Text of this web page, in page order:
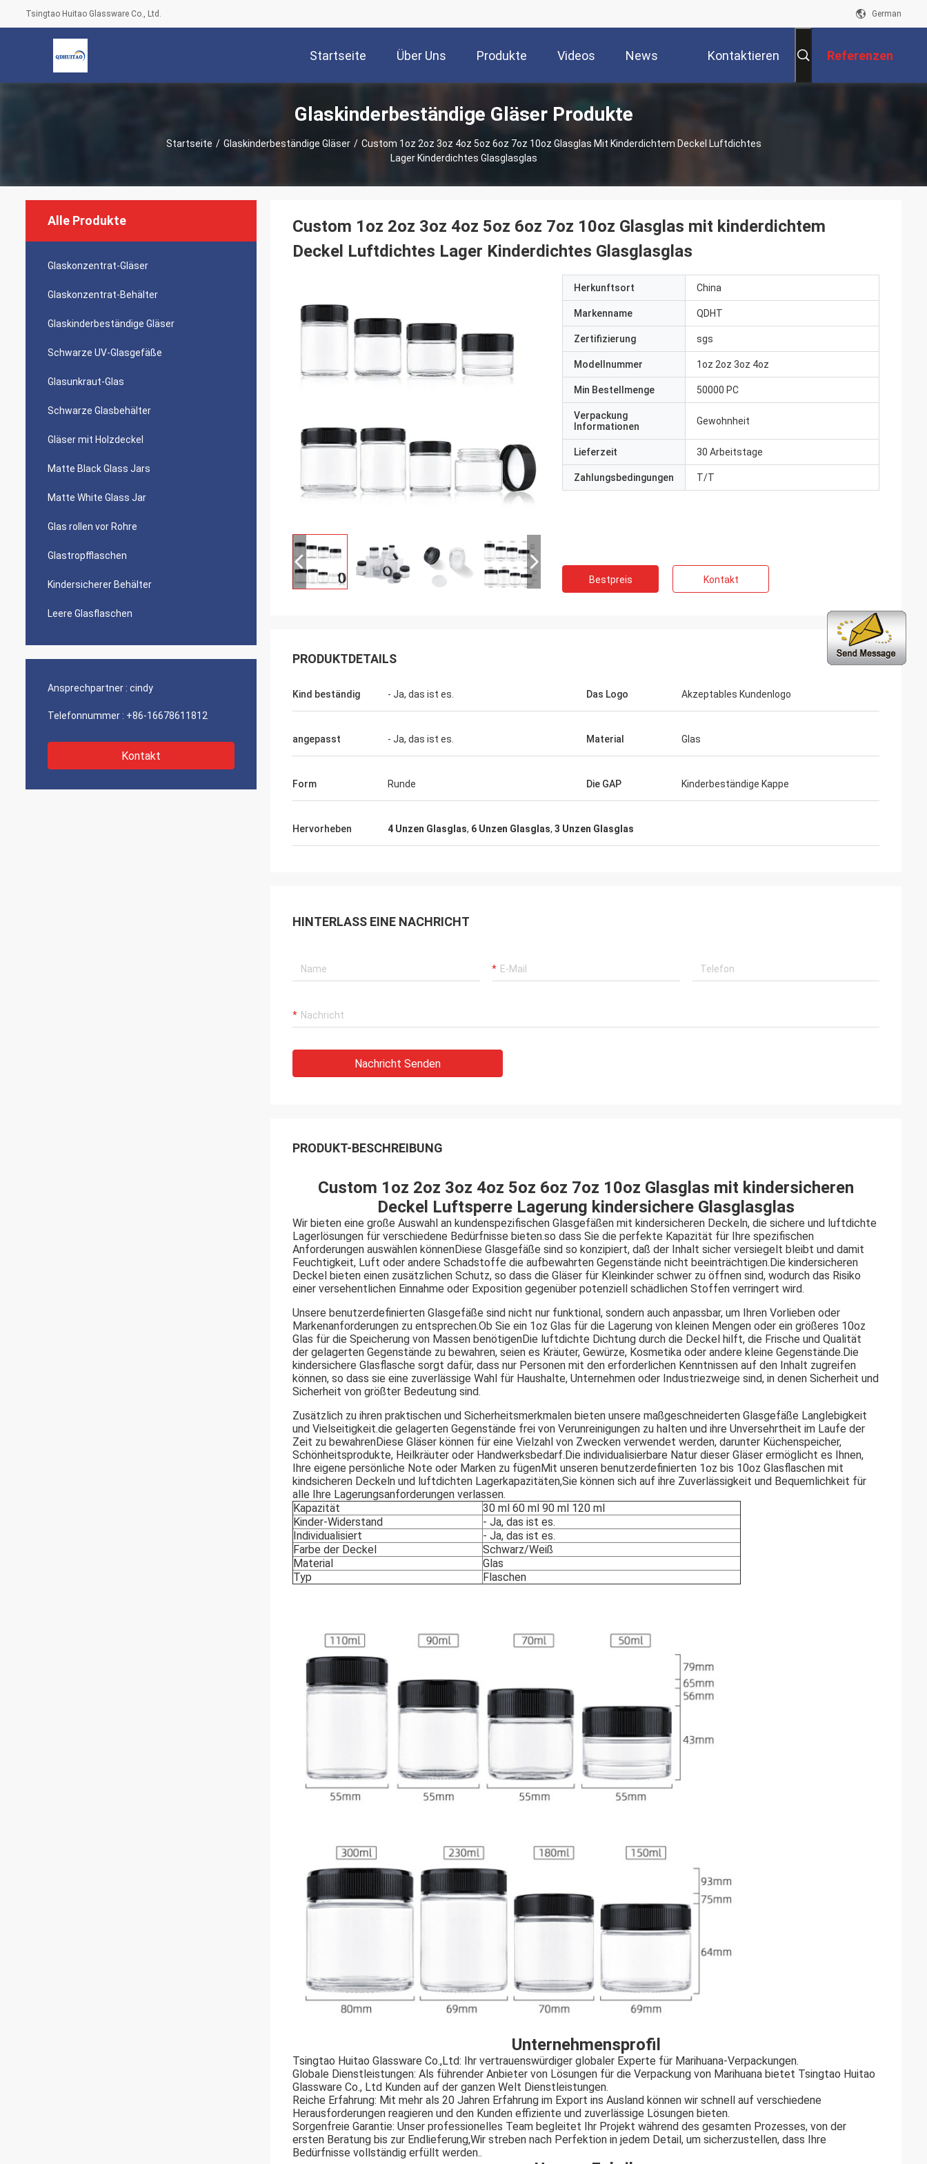
Tsingtao Huitao Glassware Co., Ltd. German
Startseite Über Uns Produkte Videos News Kontaktieren Referenzen
Glaskinderbeständige Gläser Produkte
Startseite / Glaskinderbeständige Gläser / Custom 1oz 2oz 3oz 4oz 5oz 6oz 7oz 10oz Glasglas Mit Kinderdichtem Deckel Luftdichtes
Lager Kinderdichtes Glasglasglas
Alle Produkte
Glaskonzentrat-Gläser
Glaskonzentrat-Behälter
Glaskinderbeständige Gläser
Schwarze UV-Glasgefäße
Glasunkraut-Glas
Schwarze Glasbehälter
Gläser mit Holzdeckel
Matte Black Glass Jars
Matte White Glass Jar
Glas rollen vor Rohre
Glastropfflaschen
Kindersicherer Behälter
Leere Glasflaschen
Ansprechpartner : cindy
Telefonnummer : +86-16678611812
Kontakt
Custom 1oz 2oz 3oz 4oz 5oz 6oz 7oz 10oz Glasglas mit kinderdichtem
Deckel Luftdichtes Lager Kinderdichtes Glasglasglas
Herkunftsort China
Markenname QDHT
Zertifizierung sgs
Modellnummer 1oz 2oz 3oz 4oz
Min Bestellmenge 50000 PC
Verpackung
Informationen
Gewohnheit
Lieferzeit 30 Arbeitstage
Zahlungsbedingungen T/T
Bestpreis Kontakt
PRODUKTDETAILS
Kind beständig - Ja, das ist es. Das Logo Akzeptables Kundenlogo
angepasst - Ja, das ist es. Material Glas
Form Runde Die GAP Kinderbeständige Kappe
Hervorheben 4 Unzen Glasglas, 6 Unzen Glasglas, 3 Unzen Glasglas
HINTERLASS EINE NACHRICHT
Nachricht Senden
PRODUKT-BESCHREIBUNG
Custom 1oz 2oz 3oz 4oz 5oz 6oz 7oz 10oz Glasglas mit kindersicheren
Deckel Luftsperre Lagerung kindersichere Glasglasglas
Wir bieten eine große Auswahl an kundenspezifischen Glasgefäßen mit kindersicheren Deckeln, die sichere und luftdichte
Lagerlösungen für verschiedene Bedürfnisse bieten.so dass Sie die perfekte Kapazität für Ihre spezifischen
Anforderungen auswählen könnenDiese Glasgefäße sind so konzipiert, daß der Inhalt sicher versiegelt bleibt und damit
Feuchtigkeit, Luft oder andere Schadstoffe die aufbewahrten Gegenstände nicht beeinträchtigen.Die kindersicheren
Deckel bieten einen zusätzlichen Schutz, so dass die Gläser für Kleinkinder schwer zu öffnen sind, wodurch das Risiko
einer versehentlichen Einnahme oder Exposition gegenüber potenziell schädlichen Stoffen verringert wird.
Unsere benutzerdefinierten Glasgefäße sind nicht nur funktional, sondern auch anpassbar, um Ihren Vorlieben oder
Markenanforderungen zu entsprechen.Ob Sie ein 1oz Glas für die Lagerung von kleinen Mengen oder ein größeres 10oz
Glas für die Speicherung von Massen benötigenDie luftdichte Dichtung durch die Deckel hilft, die Frische und Qualität
der gelagerten Gegenstände zu bewahren, seien es Kräuter, Gewürze, Kosmetika oder andere kleine Gegenstände.Die
kindersichere Glasflasche sorgt dafür, dass nur Personen mit den erforderlichen Kenntnissen auf den Inhalt zugreifen
können, so dass sie eine zuverlässige Wahl für Haushalte, Unternehmen oder Industriezweige sind, in denen Sicherheit und
Sicherheit von größter Bedeutung sind.
Zusätzlich zu ihren praktischen und Sicherheitsmerkmalen bieten unsere maßgeschneiderten Glasgefäße Langlebigkeit
und Vielseitigkeit.die gelagerten Gegenstände frei von Verunreinigungen zu halten und ihre Unversehrtheit im Laufe der
Zeit zu bewahrenDiese Gläser können für eine Vielzahl von Zwecken verwendet werden, darunter Küchenspeicher,
Schönheitsprodukte, Heilkräuter oder Handwerksbedarf.Die individualisierbare Natur dieser Gläser ermöglicht es Ihnen,
Ihre eigene persönliche Note oder Marken zu fügenMit unseren benutzerdefinierten 1oz bis 10oz Glasflaschen mit
kindsicheren Deckeln und luftdichten Lagerkapazitäten,Sie können sich auf ihre Zuverlässigkeit und Bequemlichkeit für
alle Ihre Lagerungsanforderungen verlassen.
Kapazität
30 ml 60 ml 90 ml 120 ml
Kinder-Widerstand
- Ja, das ist es.
Individualisiert
- Ja, das ist es.
Farbe der Deckel
Schwarz/Weiß
Material
Glas
Typ
Flaschen
Unternehmensprofil
Tsingtao Huitao Glassware Co.,Ltd: Ihr vertrauenswürdiger globaler Experte für Marihuana-Verpackungen.
Globale Dienstleistungen: Als führender Anbieter von Lösungen für die Verpackung von Marihuana bietet Tsingtao Huitao
Glassware Co., Ltd Kunden auf der ganzen Welt Dienstleistungen.
Reiche Erfahrung: Mit mehr als 20 Jahren Erfahrung im Export ins Ausland können wir schnell auf verschiedene
Herausforderungen reagieren und den Kunden effiziente und zuverlässige Lösungen bieten.
Sorgenfreie Garantie: Unser professionelles Team begleitet Ihr Projekt während des gesamten Prozesses, von der
ersten Beratung bis zur Endlieferung,Wir streben nach Perfektion in jedem Detail, um sicherzustellen, dass Ihre
Bedürfnisse vollständig erfüllt werden..